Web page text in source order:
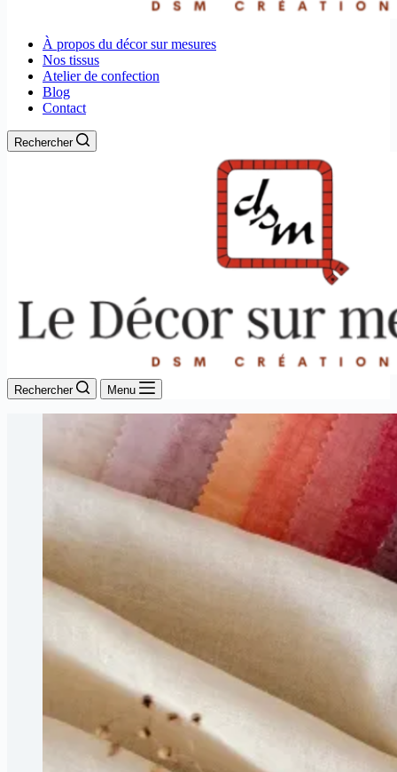
À propos du décor sur mesures
Nos tissus
Atelier de confection
Blog
Contact
Rechercher
Rechercher Menu